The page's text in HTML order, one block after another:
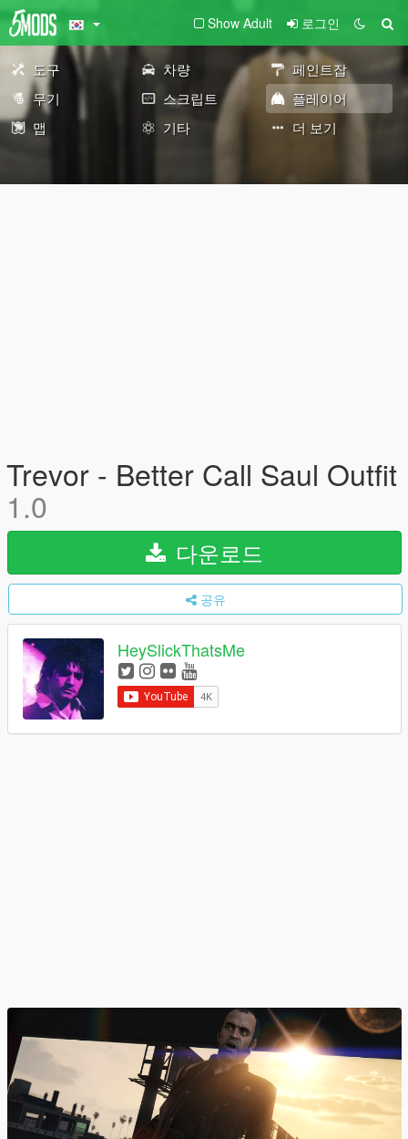
Show Adult 로그인
도구 차량
페인트잡
무기
스크립트
플레이어
맵
기타 더 보기
Trevor - Better Call Saul Outfit
1.0
다운로드
공유
HeySlickThatsMe